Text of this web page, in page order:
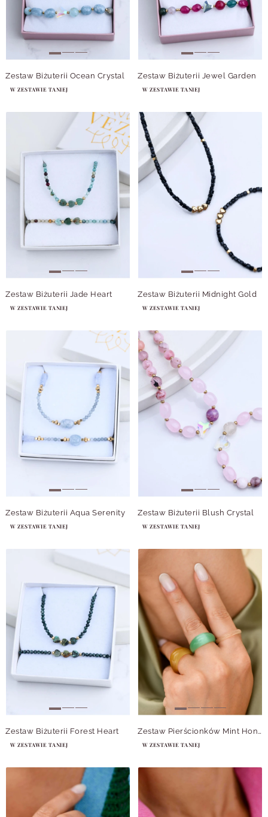
Zestaw Biżuterii Ocean Crystal
W ZESTAWIE TANIEJ
Zestaw Biżuterii Jewel Garden
W ZESTAWIE TANIEJ
Zestaw Biżuterii Jade Heart
W ZESTAWIE TANIEJ
Zestaw Biżuterii Midnight Gold
W ZESTAWIE TANIEJ
Zestaw Biżuterii Aqua Serenity
W ZESTAWIE TANIEJ
Zestaw Biżuterii Blush Crystal
W ZESTAWIE TANIEJ
Zestaw Biżuterii Forest Heart
W ZESTAWIE TANIEJ
Zestaw Pierścionków Mint Honey
W ZESTAWIE TANIEJ